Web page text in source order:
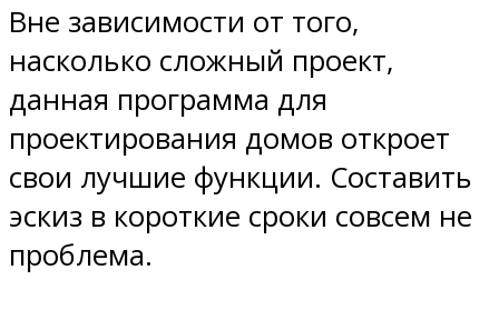
Вне зависимости от того,
насколько сложный проект,
данная программа для
проектирования домов откроет
свои лучшие функции. Составить
эскиз в короткие сроки совсем не
проблема.